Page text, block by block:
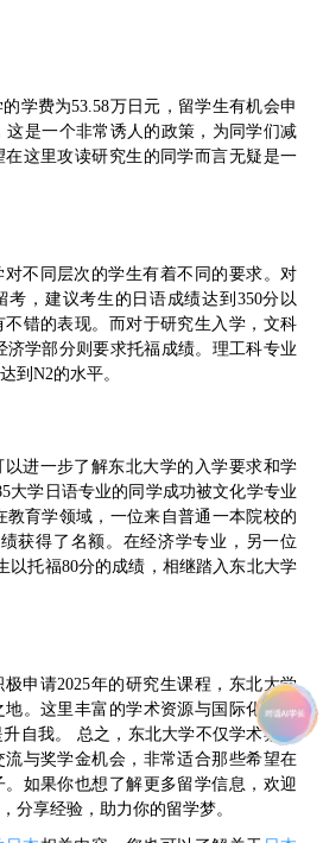
学费为53.58万日元，留学生有机会申
这是一个非常诱人的政策，为同学们减
这里攻读研究生的同学而言无疑是一
不同层次的学生有着不同的要求。对
，建议考生的日语成绩达到350分以
不错的表现。而对于研究生入学，文科
济学部分则要求托福成绩。理工科专业
到N2的水平。
进一步了解东北大学的入学要求和学
大学日语专业的同学成功被文化学专业
教育学领域，一位来自普通一本院校的
获得了名额。在经济学专业，另一位
以托福80分的成绩，相继踏入东北大学
申请2025年的研究生课程，东北大学
。这里丰富的学术资源与国际化的环
自我。 总之，东北大学不仅学术氛围
与奖学金机会，非常适合那些希望在
如果你也想了解更多留学信息，欢迎
分享经验，助力你的留学梦。